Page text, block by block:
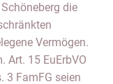
die
Vermögen.
Art. 15 EuErbVO
3 FamFG seien